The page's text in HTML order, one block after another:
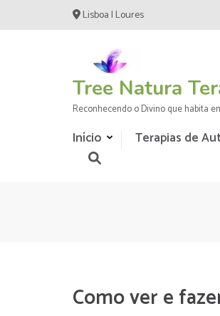
to
Lisboa | Loures
Tree Natura
Reconhecendo o Divino que habita
Início Terapias de
Como ver e